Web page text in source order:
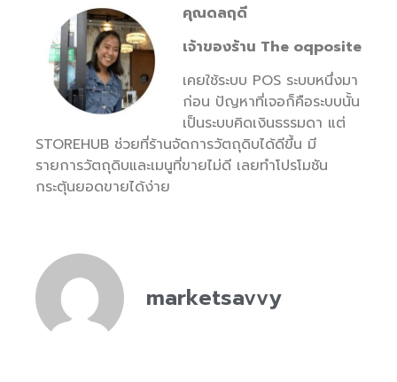
คุณดลฤดี
เจ้าของร้าน The oqposite
เคยใช้ระบบ POS ระบบหนึ่งมา
ก่อน ปัญหาที่เจอก็คือระบบนั้น
เป็นระบบคิดเงินธรรมดา แต่
STOREHUB ช่วยที่ร้านจัดการวัตถุดิบได้ดีขึ้น มี
รายการวัตถุดิบและเมนูที่ขายไม่ดี เลยทำโปรโมชัน
กระตุ้นยอดขายได้ง่าย
marketsavvy